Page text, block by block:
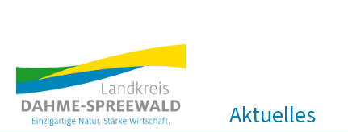
Aktuelles